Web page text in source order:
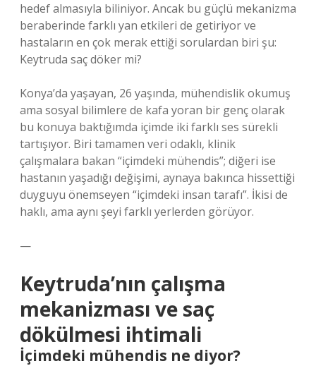
hedef almasıyla biliniyor. Ancak bu güçlü mekanizma
beraberinde farklı yan etkileri de getiriyor ve
hastaların en çok merak ettiği sorulardan biri şu:
Keytruda saç döker mi?
Konya’da yaşayan, 26 yaşında, mühendislik okumuş
ama sosyal bilimlere de kafa yoran bir genç olarak
bu konuya baktığımda içimde iki farklı ses sürekli
tartışıyor. Biri tamamen veri odaklı, klinik
çalışmalara bakan “içimdeki mühendis”; diğeri ise
hastanın yaşadığı değişimi, aynaya bakınca hissettiği
duyguyu önemseyen “içimdeki insan tarafı”. İkisi de
haklı, ama aynı şeyi farklı yerlerden görüyor.
—
Keytruda’nın çalışma
mekanizması ve saç
dökülmesi ihtimali
İçimdeki mühendis ne diyor?